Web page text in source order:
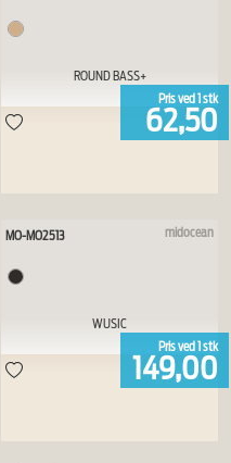
ROUND BASS+
Pris ved 1 stk
62,50
midocean
MO-MO2513
WUSIC
Pris ved 1 stk
149,00